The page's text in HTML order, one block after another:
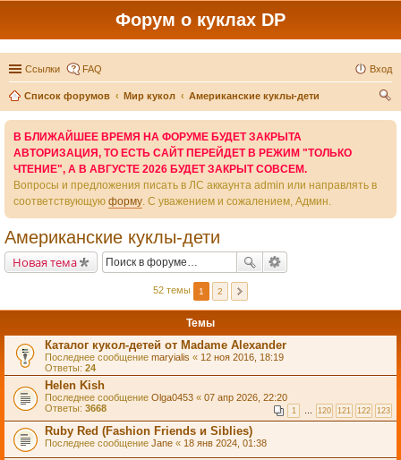
Форум о куклах DP
Ссылки FAQ Вход
Список форумов Мир кукол
Американские куклы-дети
В БЛИЖАЙШЕЕ ВРЕМЯ НА ФОРУМЕ БУДЕТ ЗАКРЫТА
АВТОРИЗАЦИЯ, ТО ЕСТЬ САЙТ ПЕРЕЙДЕТ В РЕЖИМ "ТОЛЬКО
ЧТЕНИЕ", А В АВГУСТЕ 2026 БУДЕТ ЗАКРЫТ СОВСЕМ.
Вопросы и предложения писать в ЛС аккаунта admin или направлять в
соответствующую форму. С уважением и сожалением, Админ.
Американские куклы-дети
Новая тема
52 темы 1 2
Темы
Каталог кукол-детей от Madame Alexander
Последнее сообщение maryialis « 12 ноя 2016, 18:19
Ответы: 24
Helen Kish
Последнее сообщение Olga0453 « 07 апр 2026, 22:20
Ответы: 3668 1 … 120 121 122 123
Ruby Red (Fashion Friends и Siblies)
Последнее сообщение Jane « 18 янв 2024, 01:38